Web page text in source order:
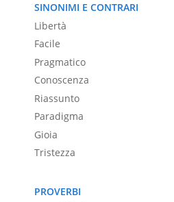
SINONIMI E CONTRARI
Libertà
Facile
Pragmatico
Conoscenza
Riassunto
Paradigma
Gioia
Tristezza
PROVERBI